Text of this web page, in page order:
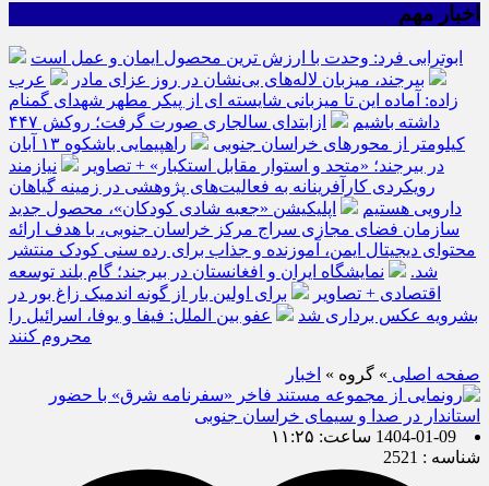
اخبار مهم
ابوترابی فرد: وحدت با ارزش ترین محصول ایمان و عمل است
بیرجند، میزبان لاله‌های بی‌نشان در روز عزای مادر
عرب
زاده: آماده این تا میزبانی شایسته ای از پیکر مطهر شهدای گمنام
داشته باشیم
ازابتدای سالجاری صورت گرفت؛ روکش ۴۴۷
کیلومتر از محورهای خراسان جنوبی
راهپیمایی باشکوه ۱۳ آبان
در بیرجند؛ «متحد و استوار مقابل استکبار» + تصاویر
نیازمند
رویکردی کارآفرینانه به فعالیت‌های پژوهشی در زمینه گیاهان
دارویی هستیم
اپلیکیشن «جعبه شادی کودکان»، محصول جدید
سازمان فضای مجازی سراج مرکز خراسان جنوبی، با هدف ارائه
محتوای دیجیتال ایمن، آموزنده و جذاب برای رده سنی کودک منتشر
شد.
نمایشگاه ایران و افغانستان در بیرجند؛ گام بلند توسعه
اقتصادی + تصاویر
برای اولین بار از گونه اندمیک زاغ بور در
بشرویه عکس برداری شد
عفو بین الملل: فیفا و یوفا، اسرائیل را
محروم کنند
صفحه اصلی » گروه » اخبار
1404-01-09 ساعت: ۱۱:۲۵
شناسه : 2521